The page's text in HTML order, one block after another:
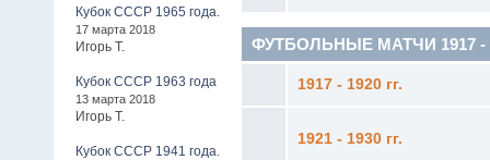
Кубок СССР 1965 года.
17 марта 2018
Игорь Т.
Кубок СССР 1963 года
13 марта 2018
Игорь Т.
Кубок СССР 1941 года.
ФУТБОЛЬНЫЕ МАТЧИ 1917 -
1917 - 1920 гг.
1921 - 1930 гг.